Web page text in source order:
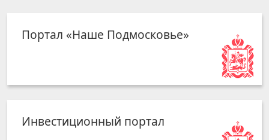
Портал «Наше Подмосковье»
Инвестиционный портал